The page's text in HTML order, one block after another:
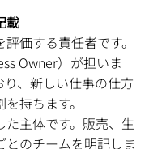
載
価する責任者です。
Owner）が担いま
、新しい仕事の仕方
持ちます。
た主体です。販売、生
のチームを明記しま